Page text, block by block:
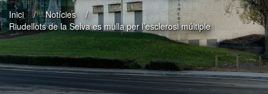
Inici
Notícies
​Riudellots de la Selva es mulla per l’esclerosi múltiple